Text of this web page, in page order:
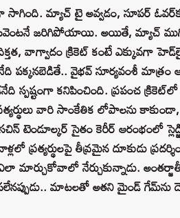
సాగింది. మ్యాచ్ టై అవ్వడం, సూపర్
జరిగిపోయాయి. అయితే, మ్యాచ్
వాగ్వాదం క్రికెట్ కంటే ఎక్కువగా
పక్కనబెడితే.. వైభవ్ సూర్యవంశీ
కనిపించింది. ప్రపంచ
వారి సాంకేతిక లోపాలను
టెండూల్కర్ సైతం కెరీర్ ఆరంభంలో
ప్రత్యర్థులపై తీవ్రమైన దూకుడు
మార్చుకోవాలో నేర్చుకున్నాడు.
మాటలతో అతని మైండ్‌